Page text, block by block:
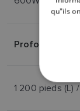
Profondeur
1 200 pieds (L)
qu"ils